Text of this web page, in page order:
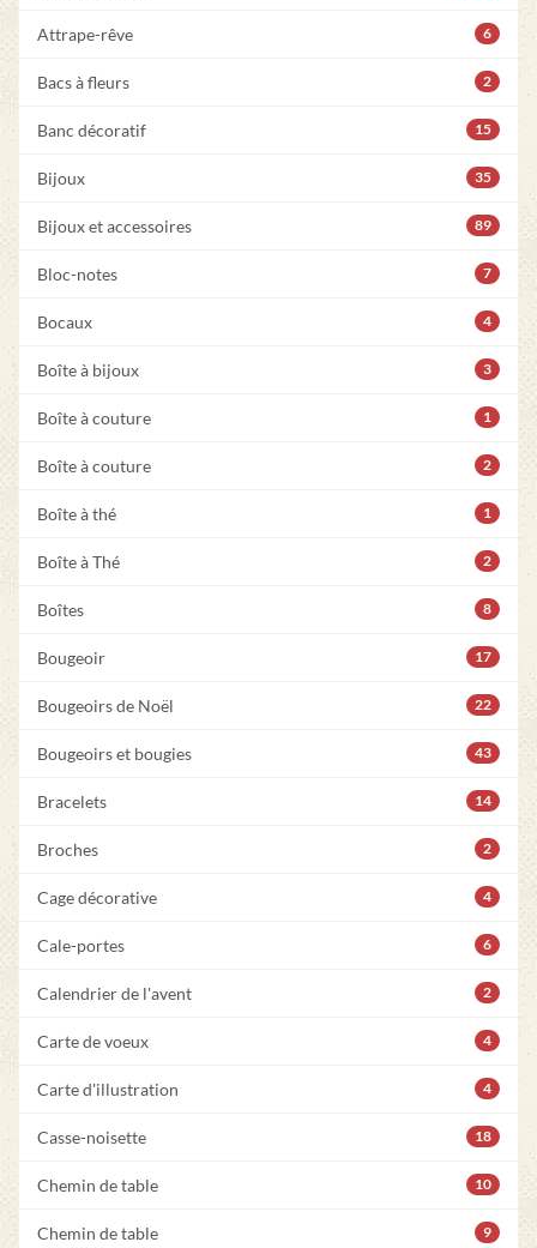
Attrape-rêve 6
Bacs à fleurs 2
Banc décoratif 15
Bijoux 35
Bijoux et accessoires 89
Bloc-notes 7
Bocaux 4
Boîte à bijoux 3
Boîte à couture 1
Boîte à couture 2
Boîte à thé 1
Boîte à Thé 2
Boîtes 8
Bougeoir 17
Bougeoirs de Noël 22
Bougeoirs et bougies 43
Bracelets 14
Broches 2
Cage décorative 4
Cale-portes 6
Calendrier de l'avent 2
Carte de voeux 4
Carte d'illustration 4
Casse-noisette 18
Chemin de table 10
Chemin de table 9